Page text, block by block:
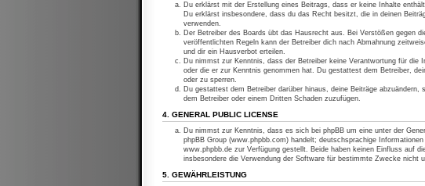
Du erklärst mit der Erstellung eines Beitrags, dass er keine Inhalte
Du erklärst insbesondere, dass du das Recht besitzt, die in deinen
verwenden.
Der Betreiber des Boards übt das Hausrecht aus. Bei Verstößen gegen
veröffentlichten Regeln kann der Betreiber dich nach Abmahnung
und dir ein Hausverbot erteilen.
Du nimmst zur Kenntnis, dass der Betreiber keine Verantwortung für
oder die er zur Kenntnis genommen hat. Du gestattest dem Betreiber,
oder zu sperren.
Du gestattest dem Betreiber darüber hinaus, deine Beiträge
dem Betreiber oder einem Dritten Schaden zuzufügen.
4. GENERAL PUBLIC LICENSE
Du nimmst zur Kenntnis, dass es sich bei phpBB um eine unter der
phpBB Group (www.phpbb.com) handelt; deutschsprachige
www.phpbb.de zur Verfügung gestellt. Beide haben keinen Einfluss auf
insbesondere die Verwendung der Software für bestimmte Zwecke nicht
5. GEWÄHRLEISTUNG